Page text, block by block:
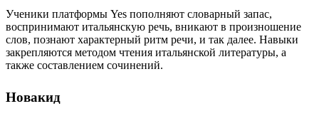
Ученики платформы Yes пополняют словарный запас,
воспринимают итальянскую речь, вникают в произношение
слов, познают характерный ритм речи, и так далее. Навыки
закрепляются методом чтения итальянской литературы, а
также составлением сочинений.
Новакид